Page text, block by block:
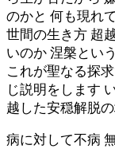
のかと 何も現れ
世間の生き方 超
いのか 涅槃とい
これが聖なる探
じ説明をします
越した安穏解脱
病に対して不病